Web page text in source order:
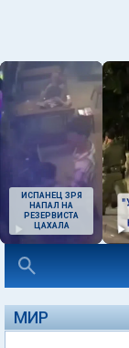
ИСПАНЕЦ ЗРЯ
НАПАЛ НА
РЕЗЕРВИСТА
ЦАХАЛА
МИР